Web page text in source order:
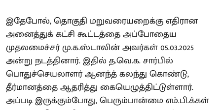
இதேபோல், தொகுதி மறுவரையறைக்கு எதிரான
அனைத்துக் கட்சி கூட்டத்தை அப்போதைய
முதலமைச்சர் மு.க.ஸ்டாலின் அவர்கள் 05.03.2025
அன்று நடத்தினார். இதில் த.வெ.க. சார்பில்
பொதுச்செயலாளர் ஆனந்த் கலந்து கொண்டு,
தீர்மானத்தை ஆதரித்து கையெழுத்திட்டுள்ளார்.
அப்படி இருக்கும்போது, பெரும்பான்மை எம்.பி.க்கள்